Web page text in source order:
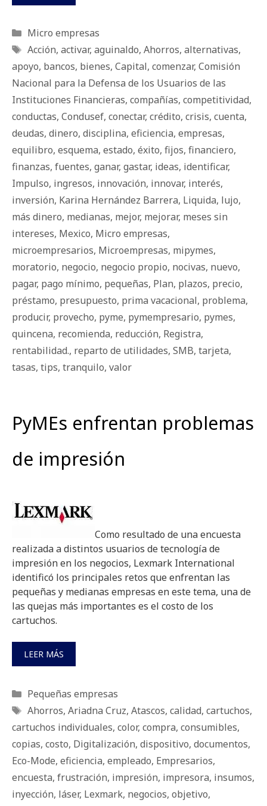
Categorías
Micro empresas
Etiquetas
Acción, activar, aguinaldo, Ahorros, alternativas,
apoyo, bancos, bienes, Capital, comenzar, Comisión
Nacional para la Defensa de los Usuarios de las
Instituciones Financieras, compañías, competitividad,
conductas, Condusef, conectar, crédito, crisis, cuenta,
deudas, dinero, disciplina, eficiencia, empresas,
equilibro, esquema, estado, éxito, fijos, financiero,
finanzas, fuentes, ganar, gastar, ideas, identificar,
Impulso, ingresos, innovación, innovar, interés,
inversión, Karina Hernández Barrera, Liquida, lujo,
más dinero, medianas, mejor, mejorar, meses sin
intereses, Mexico, Micro empresas,
microempresarios, Microempresas, mipymes,
moratorio, negocio, negocio propio, nocivas, nuevo,
pagar, pago mínimo, pequeñas, Plan, plazos, precio,
préstamo, presupuesto, prima vacacional, problema,
producir, provecho, pyme, pymempresario, pymes,
quincena, recomienda, reducción, Registra,
rentabilidad., reparto de utilidades, SMB, tarjeta,
tasas, tips, tranquilo, valor
PyMEs enfrentan problemas
de impresión
Como resultado de una encuesta
realizada a distintos usuarios de tecnología de
impresión en los negocios, Lexmark International
identificó los principales retos que enfrentan las
pequeñas y medianas empresas en este tema, una de
las quejas más importantes es el costo de los
cartuchos.
LEER MÁS
Categorías
Pequeñas empresas
Etiquetas
Ahorros, Ariadna Cruz, Atascos, calidad, cartuchos,
cartuchos individuales, color, compra, consumibles,
copias, costo, Digitalización, dispositivo, documentos,
Eco-Mode, eficiencia, empleado, Empresarios,
encuesta, frustración, impresión, impresora, insumos,
inyección, láser, Lexmark, negocios, objetivo,